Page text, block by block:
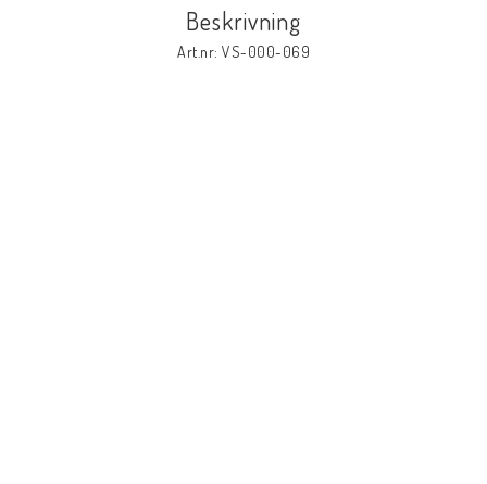
Beskrivning
Art.nr: VS-000-069